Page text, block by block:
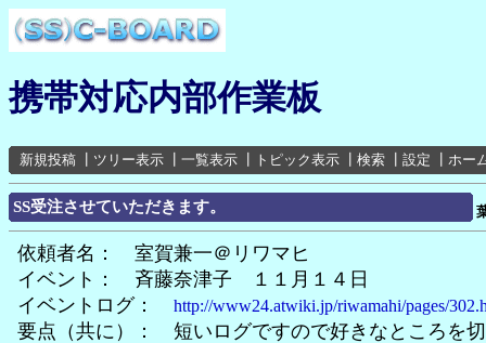
携帯対応内部作業板
新規投稿 ツリー表示 一覧表示 トピック表示 検索 設定 ホー
SS受注させていただきます。
依頼者名： 室賀兼一＠リワマヒ
イベント： 斉藤奈津子 １１月１４日
イベントログ： http://www24.atwiki.jp/riwamahi/pages/
要点（共に）： 短いログですので好きなところを